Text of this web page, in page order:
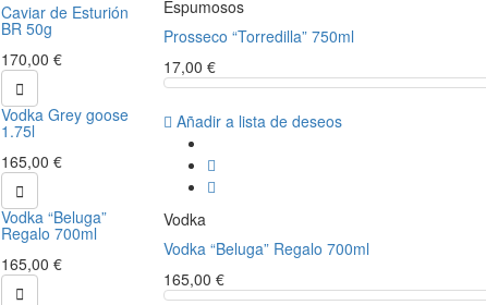
Caviar de Esturión
BR 50g
170,00 €

Vodka Grey goose
1.75l
165,00 €

Vodka “Beluga”
Regalo 700ml
165,00 €

Espumosos
Prosseco “Torredilla” 750ml
17,00 €
Añadir a lista de deseos
Vodka
Vodka “Beluga” Regalo 700ml
165,00 €